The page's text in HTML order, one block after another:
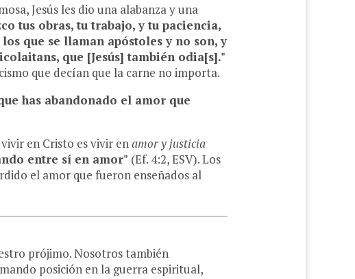
Jesús les dio una alabanza y una
tus obras, tu trabajo, y tu paciencia,
que se llaman apóstoles y no son, y
que [Jesús] también odia[s]."
que decían que la carne no importa.
has abandonado el amor que
en Cristo es vivir enamor y justicia
entre sí en amor" (Ef. 4:2, ESV). Los
el amor que fueron enseñados al
prójimo. Nosotros también
posición en la guerra espiritual,